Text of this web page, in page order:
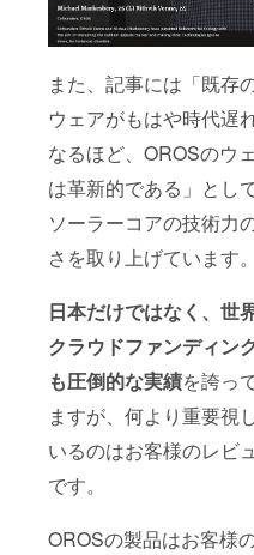
また、記事には「既存
ウェアがもはや時代遅
なるほど、OROSのウ
は革新的である」とし
ソーラーコアの技術力
さを取り上げています。
日本だけではなく、世
クラウドファンディン
も圧倒的な実績を誇っ
ますが、何より重要視
いるのはお客様のレビ
です。
OROSの製品はお客様